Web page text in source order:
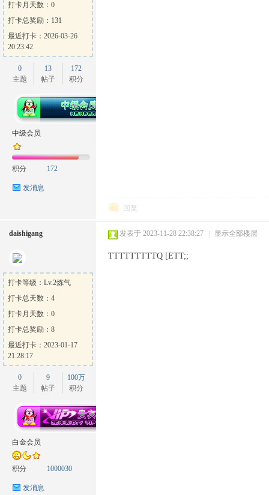
打卡月天数：0
打卡总奖励：131
最近打卡：2026-03-26
20:23:42
0
主题
13
帖子
172
积分
中级会员
积分 172
发消息
回复
daishigang
打卡等级：Lv.2炼气
打卡总天数：4
打卡月天数：0
打卡总奖励：8
最近打卡：2023-01-17
21:28:17
0
主题
9
帖子
100万
积分
白金会员
积分 1000030
发消息
发表于 2023-11-28 22:38:27 显示全部楼层
TTTTTTTTTQ [ETT;;